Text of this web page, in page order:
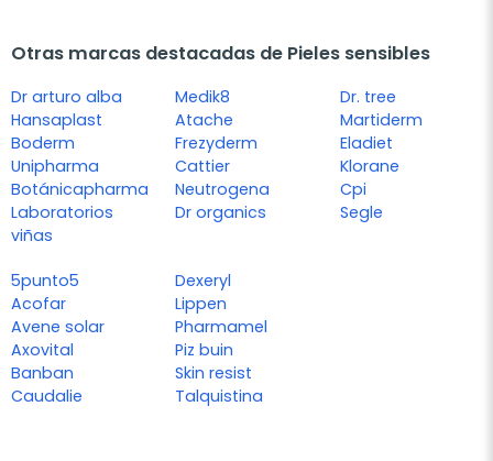
Otras marcas destacadas de Pieles sensibles
Dr arturo alba
Hansaplast
Boderm
Unipharma
Botánicapharma
Laboratorios
viñas
Medik8
Atache
Frezyderm
Cattier
Neutrogena
Dr organics
Dr. tree
Martiderm
Eladiet
Klorane
Cpi
Segle
5punto5
Acofar
Avene solar
Axovital
Banban
Caudalie
Dexeryl
Lippen
Pharmamel
Piz buin
Skin resist
Talquistina